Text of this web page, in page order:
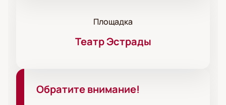
Площадка
Театр Эстрады
Обратите внимание!